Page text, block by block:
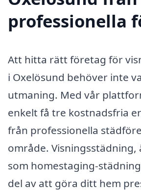
professionella
Att hitta rätt företag för
i Oxelösund behöver inte
utmaning. Med vår
enkelt få tre kostnadsfria
från professionella
område. Visningsstädning,
som homestaging-
del av att göra ditt hem